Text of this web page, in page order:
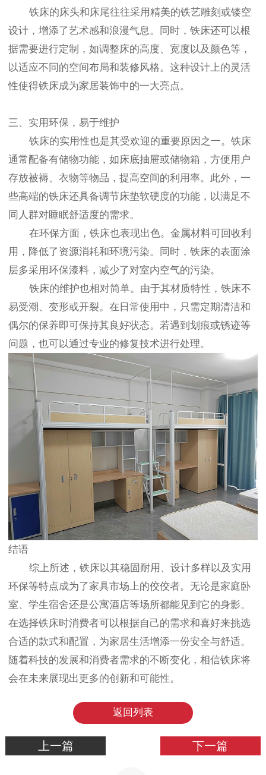
铁床的床头和床尾往往采用精美的铁艺雕刻或镂空
设计，增添了艺术感和浪漫气息。同时，铁床还可以根
据需要进行定制，如调整床的高度、宽度以及颜色等，
以适应不同的空间布局和装修风格。这种设计上的灵活
性使得铁床成为家居装饰中的一大亮点。
三、实用环保，易于维护
铁床的实用性也是其受欢迎的重要原因之一。铁床
通常配备有储物功能，如床底抽屉或储物箱，方便用户
存放被褥、衣物等物品，提高空间的利用率。此外，一
些高端的铁床还具备调节床垫软硬度的功能，以满足不
同人群对睡眠舒适度的需求。
在环保方面，铁床也表现出色。金属材料可回收利
用，降低了资源消耗和环境污染。同时，铁床的表面涂
层多采用环保漆料，减少了对室内空气的污染。
铁床的维护也相对简单。由于其材质特性，铁床不
易受潮、变形或开裂。在日常使用中，只需定期清洁和
偶尔的保养即可保持其良好状态。若遇到划痕或锈迹等
问题，也可以通过专业的修复技术进行处理。
结语
综上所述，铁床以其稳固耐用、设计多样以及实用
环保等特点成为了家具市场上的佼佼者。无论是家庭卧
室、学生宿舍还是公寓酒店等场所都能见到它的身影。
在选择铁床时消费者可以根据自己的需求和喜好来挑选
合适的款式和配置，为家居生活增添一份安全与舒适。
随着科技的发展和消费者需求的不断变化，相信铁床将
会在未来展现出更多的创新和可能性。
返回列表
上一篇 下一篇